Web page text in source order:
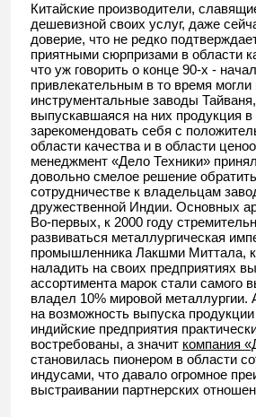
Китайские производители,
дешевизной своих услуг, даже
доверие, что не редко
приятными сюрпризами в области
что уж говорить о конце 90-х -
привлекательным в то время могли
инструментальные заводы
выпускавшаяся на них продукция
зарекомендовать себя с
области качества и в области
менеджмент «Дело Техники»
довольно смелое решение
сотрудничестве к владельцам
дружественной Индии. Основных
Во-первых, к 2000 году
развиваться металлургическая
промышленника Лакшми Миттала,
наладить на своих предприятиях
ассортимента марок стали самого
владел 10% мировой металлургии.
на возможность выпуска
индийские предприятия
востребованы, а значит компания
становилась пионером в области
индусами, что давало огромное
выстраивании партнерских